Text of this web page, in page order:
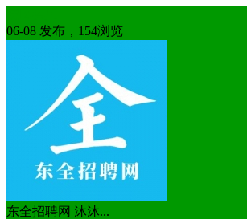
06-08 发布，154浏览
东全招聘网 沐沐...